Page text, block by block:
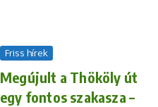
Friss hírek
Megújult a Thököly út
egy fontos szakasza –